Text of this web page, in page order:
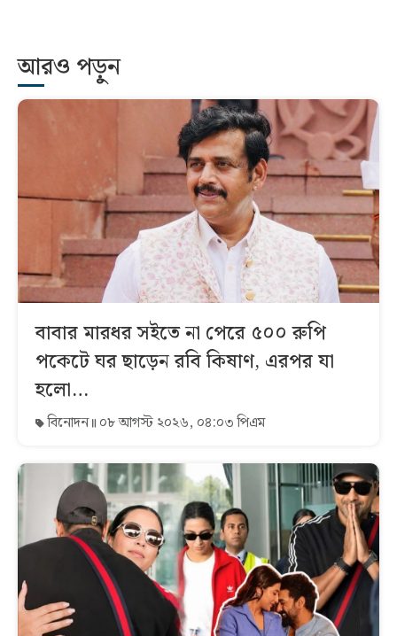
আরও পড়ুন
বাবার মারধর সইতে না পেরে ৫০০ রুপি
পকেটে ঘর ছাড়েন রবি কিষাণ, এরপর যা
হলো…
বিনোদন ০৮ আগস্ট ২০২৬, ০৪:০৩ পিএম